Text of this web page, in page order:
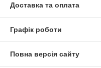
Доставка та оплата
Графік роботи
Повна версія сайту